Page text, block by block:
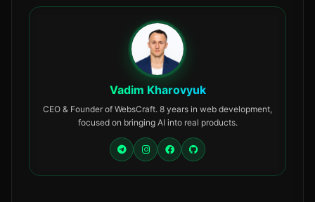
Vadim Kharovyuk
CEO & Founder of WebsCraft. 8 years in web development,
focused on bringing AI into real products.